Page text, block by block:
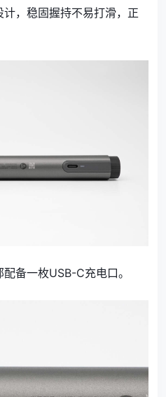
，稳固握持不易打滑，正
备一枚USB-C充电口。